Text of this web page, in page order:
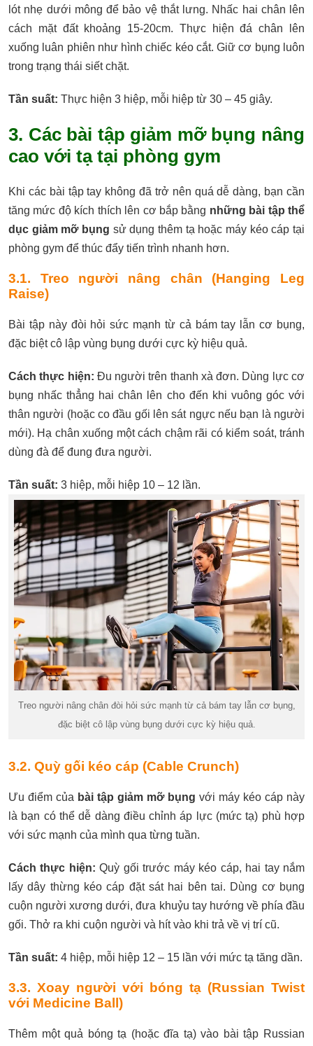
lót nhẹ dưới mông để bảo vệ thắt lưng. Nhấc hai chân lên
cách mặt đất khoảng 15-20cm. Thực hiện đá chân lên
xuống luân phiên như hình chiếc kéo cắt. Giữ cơ bụng luôn
trong trạng thái siết chặt.
Tần suất: Thực hiện 3 hiệp, mỗi hiệp từ 30 – 45 giây.
3. Các bài tập giảm mỡ bụng nâng
cao với tạ tại phòng gym
Khi các bài tập tay không đã trở nên quá dễ dàng, bạn cần
tăng mức độ kích thích lên cơ bắp bằng những bài tập thể
dục giảm mỡ bụng sử dụng thêm tạ hoặc máy kéo cáp tại
phòng gym để thúc đẩy tiến trình nhanh hơn.
3.1. Treo người nâng chân (Hanging Leg
Raise)
Bài tập này đòi hỏi sức mạnh từ cả bám tay lẫn cơ bụng,
đặc biệt cô lập vùng bụng dưới cực kỳ hiệu quả.
Cách thực hiện: Đu người trên thanh xà đơn. Dùng lực cơ
bụng nhấc thẳng hai chân lên cho đến khi vuông góc với
thân người (hoặc co đầu gối lên sát ngực nếu bạn là người
mới). Hạ chân xuống một cách chậm rãi có kiểm soát, tránh
dùng đà để đung đưa người.
Tần suất: 3 hiệp, mỗi hiệp 10 – 12 lần.
Treo người nâng chân đòi hỏi sức mạnh từ cả bám tay lẫn cơ bụng,
đặc biệt cô lập vùng bụng dưới cực kỳ hiệu quả.
3.2. Quỳ gối kéo cáp (Cable Crunch)
Ưu điểm của bài tập giảm mỡ bụng với máy kéo cáp này
là bạn có thể dễ dàng điều chỉnh áp lực (mức tạ) phù hợp
với sức mạnh của mình qua từng tuần.
Cách thực hiện: Quỳ gối trước máy kéo cáp, hai tay nắm
lấy dây thừng kéo cáp đặt sát hai bên tai. Dùng cơ bụng
cuộn người xương dưới, đưa khuỷu tay hướng về phía đầu
gối. Thở ra khi cuộn người và hít vào khi trả về vị trí cũ.
Tần suất: 4 hiệp, mỗi hiệp 12 – 15 lần với mức tạ tăng dần.
3.3. Xoay người với bóng tạ (Russian Twist
với Medicine Ball)
Thêm một quả bóng tạ (hoặc đĩa tạ) vào bài tập Russian